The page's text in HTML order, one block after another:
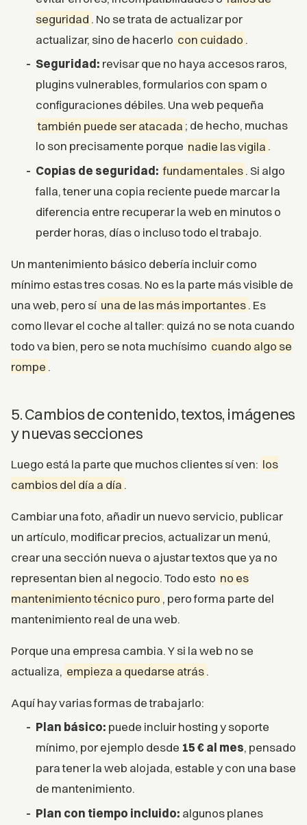
seguridad . No se trata de actualizar por
actualizar, sino de hacerlo con cuidado .
Seguridad: revisar que no haya accesos raros,
plugins vulnerables, formularios con spam o
configuraciones débiles. Una web pequeña
también puede ser atacada ; de hecho, muchas
lo son precisamente porque nadie las vigila .
Copias de seguridad: fundamentales. Si algo
falla, tener una copia reciente puede marcar la
diferencia entre recuperar la web en minutos o
perder horas, días o incluso todo el trabajo.
Un mantenimiento básico debería incluir como
mínimo estas tres cosas. No es la parte más visible de
una web, pero sí una de las más importantes. Es
como llevar el coche al taller: quizá no se nota cuando
todo va bien, pero se nota muchísimo cuando algo se
rompe .
5. Cambios de contenido, textos, imágenes
y nuevas secciones
Luego está la parte que muchos clientes sí ven: los
cambios del día a día .
Cambiar una foto, añadir un nuevo servicio, publicar
un artículo, modificar precios, actualizar un menú,
crear una sección nueva o ajustar textos que ya no
representan bien al negocio. Todo esto no es
mantenimiento técnico puro , pero forma parte del
mantenimiento real de una web.
Porque una empresa cambia. Y si la web no se
actualiza, empieza a quedarse atrás.
Aquí hay varias formas de trabajarlo:
Plan básico: puede incluir hosting y soporte
mínimo, por ejemplo desde 15 € al mes, pensado
para tener la web alojada, estable y con una base
de mantenimiento.
Plan con tiempo incluido: algunos planes